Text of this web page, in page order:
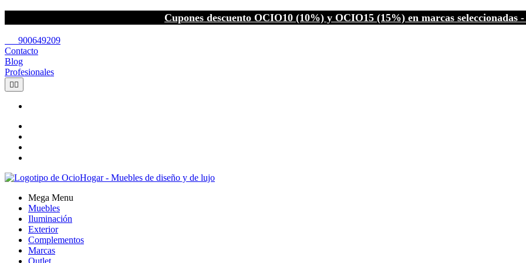
Cupones descuento OCIO10 (10%) y OCIO15 (15%) en marcas seleccionadas
900649209
Contacto
Blog
Profesionales
 
Mega Menu
Muebles
Iluminación
Exterior
Complementos
Marcas
Outlet